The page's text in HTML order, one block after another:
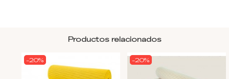
Productos relacionados
-20% -20%